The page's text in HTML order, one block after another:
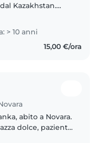
Kazakhstan.
se serve stare con
Ho una auto
> 10 anni
15,00 €/ora
abito a Novara.
dolce, paziente